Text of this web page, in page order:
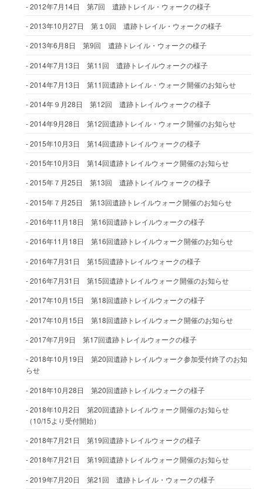
2012年7月14日 第7回 遺跡トレイル・ウォークの様子
2013年10月27日 第１0回 遺跡トレイル・ウォークの様子
2013年6月8日 第9回 遺跡トレイル・ウォークの様子
2014年7月13日 第11回 遺跡トレイルウォークの様子
2014年7月13日 第11回遺跡トレイル・ウォーク開催のお知らせ
2014年９月28日 第12回 遺跡トレイルウォークの様子
2014年9月28日 第12回遺跡トレイル・ウォーク開催のお知らせ
2015年10月3日 第14回遺跡トレイルウォークの様子
2015年10月3日 第14回遺跡トレイルウォーク開催のお知らせ
2015年７月25日 第13回 遺跡トレイルウォークの様子
2015年７月25日 第13回遺跡トレイルウォーク開催のお知らせ
2016年11月18日 第16回遺跡トレイルウォークの様子
2016年11月18日 第16回遺跡トレイルウォーク開催のお知らせ
2016年7月31日 第15回遺跡トレイルウォークの様子
2016年7月31日 第15回遺跡トレイルウォーク開催のお知らせ
2017年10月15日 第18回遺跡トレイルウォークの様子
2017年10月15日 第18回遺跡トレイルウォーク開催のお知らせ
2017年7月9日 第17回遺跡トレイルウォークの様子
2018年10月19日 第20回遺跡トレイルウォーク参加受付終了のお知
らせ
2018年10月28日 第20回遺跡トレイルウォークの様子
2018年10月2日 第20回遺跡トレイルウォーク開催のお知らせ
（10/15より受付開始）
2018年7月21日 第19回遺跡トレイルウォークの様子
2018年7月21日 第19回遺跡トレイルウォーク開催のお知らせ
2019年7月20日 第21回 遺跡トレイル・ウォークの様子